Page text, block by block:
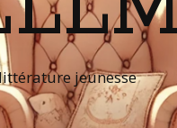
jeunesse